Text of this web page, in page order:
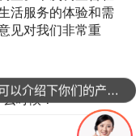
可以介绍下你们的产品么